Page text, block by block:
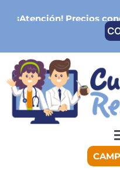
¡Atención!Precios